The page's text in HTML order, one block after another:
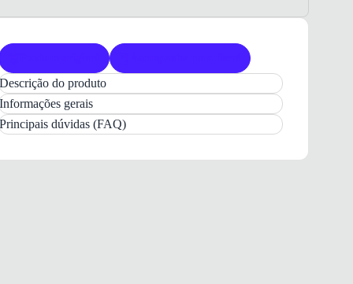
do produto
Bola Adidas Trionda Club
ABola de Campo Adidas Trionda Club
Com design inspirado naCopa do Mundo 2026,
gerais
dúvidas (FAQ)